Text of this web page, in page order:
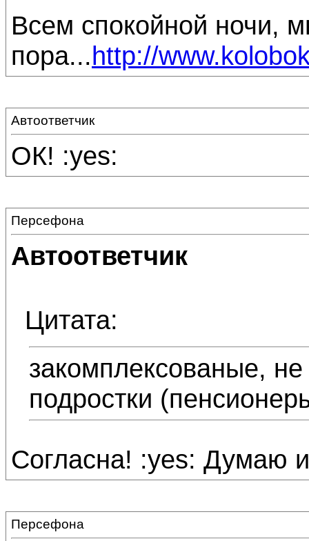
Всем спокойной ночи,
пора...http://
Автоответчик
ОК! :yes:
Персефона
Автоответчик
Цитата:
закомплексованые,
подростки
Согласна! :yes: Думаю
Персефона